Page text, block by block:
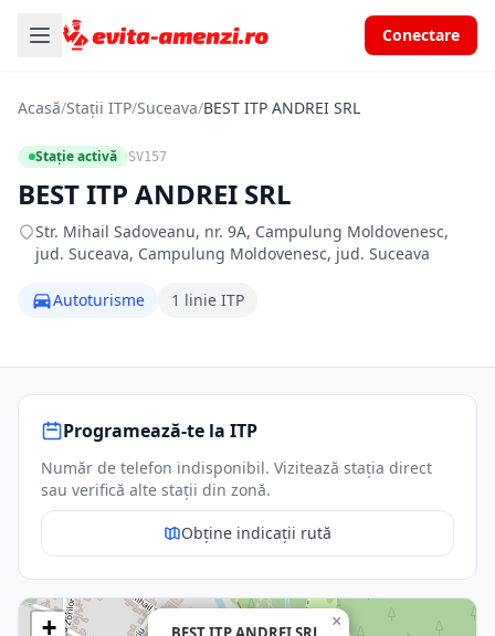
Conectare
Acasă/Stații ITP/Suceava/BEST ITP ANDREI SRL
Stație activă SV157
BEST ITP ANDREI SRL
Str. Mihail Sadoveanu, nr. 9A, Campulung Moldovenesc,
jud. Suceava, Campulung Moldovenesc, jud. Suceava
Autoturisme 1 linie ITP
Programează-te la ITP
Număr de telefon indisponibil. Vizitează stația direct
sau verifică alte stații din zonă.
Obține indicații rută
×
+